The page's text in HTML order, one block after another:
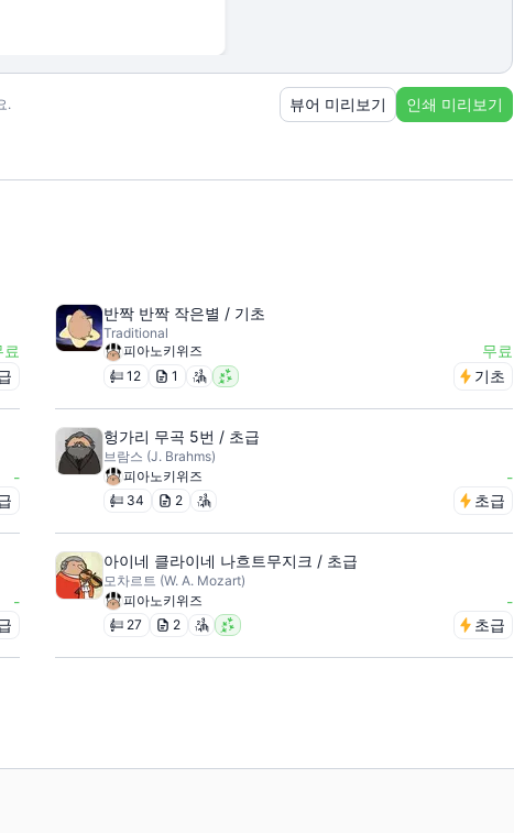
. 뷰어 미리보기 인쇄 미리보기
료
반짝 반짝 작은별 / 기초
Traditional
피아노키위즈
무료
12 1 기초
-
헝가리 무곡 5번 / 초급
브람스 (J. Brahms)
피아노키위즈
-
34 2 초급
-
아이네 클라이네 나흐트무지크 / 초급
모차르트 (W. A. Mozart)
피아노키위즈
-
27 2 초급